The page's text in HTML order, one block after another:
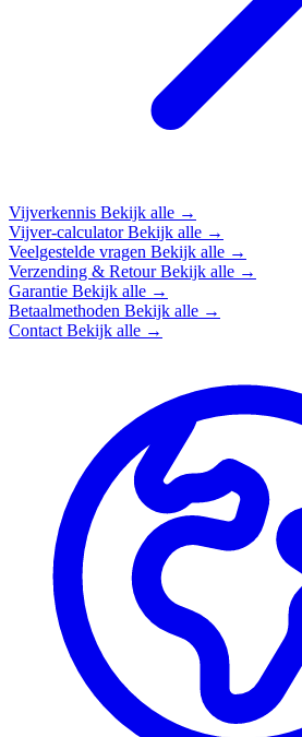
Vijverkennis Bekijk alle →
Vijver-calculatorBekijk alle →
Veelgestelde vragen Bekijk alle →
Verzending & RetourBekijk alle →
Garantie Bekijk alle →
Betaalmethoden Bekijk alle →
Contact Bekijk alle →